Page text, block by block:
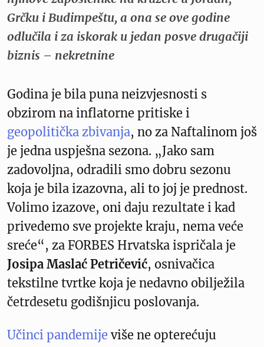
Grčku i Budimpeštu, a ona se ove godine
odlučila i za iskorak u jedan posve drugačiji
biznis – nekretnine
Godina je bila puna neizvjesnosti s
obzirom na inflatorne pritiske i
geopolitička zbivanja, no za Naftalinom još
je jedna uspješna sezona. „Jako sam
zadovoljna, odradili smo dobru sezonu
koja je bila izazovna, ali to joj je prednost.
Volimo izazove, oni daju rezultate i kad
privedemo sve projekte kraju, nema veće
sreće“, za FORBES Hrvatska ispričala je
Josipa Maslać Petričević, osnivačica
tekstilne tvrtke koja je nedavno obilježila
četrdesetu godišnjicu poslovanja.
Učinci pandemije više ne opterećuju